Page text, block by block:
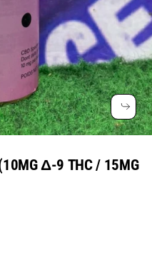
Δ-9 THC / 15MG